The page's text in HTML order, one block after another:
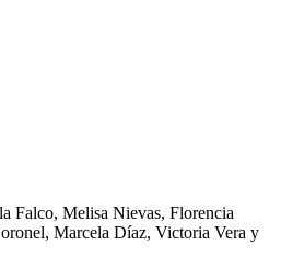
Falco, Melisa Nievas, Florencia
Marcela Díaz, Victoria Vera y